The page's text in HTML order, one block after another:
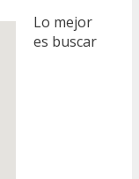
Lo mejor
es buscar